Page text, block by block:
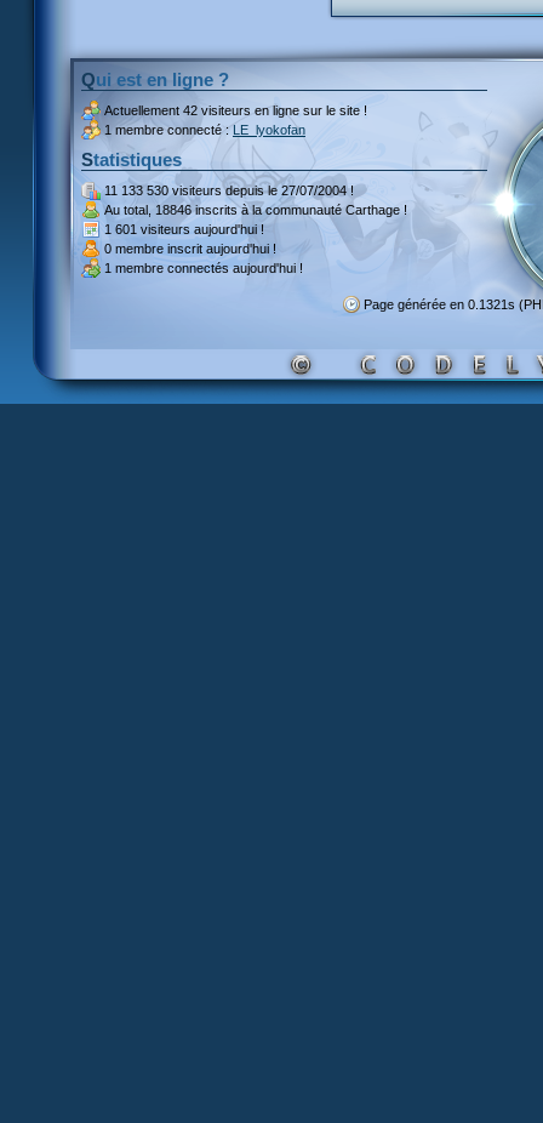
Qui est en ligne ?
Actuellement 42 visiteurs en ligne sur le site !
1 membre connecté : LE_lyokofan
Statistiques
11 133 530 visiteursdepuis le 27/07/2004 !
Au total, 18846 inscritsà la communauté Carthage !
1 601 visiteurs aujourd'hui !
0 membre inscrit aujourd'hui !
1 membre connectés aujourd'hui !
Page générée en 0.1321s